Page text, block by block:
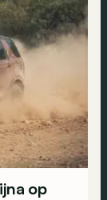
op